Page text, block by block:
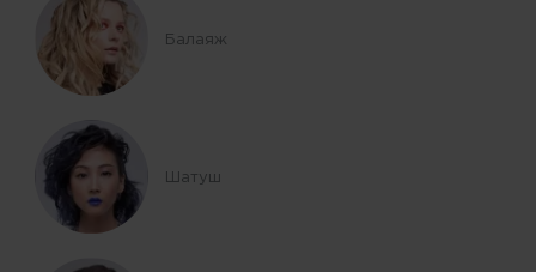
Балаяж
Шатуш